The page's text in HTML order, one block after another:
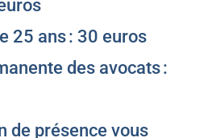
25 ans : 30 euros
des avocats :
de présence vous